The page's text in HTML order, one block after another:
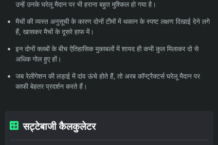
उन्हें उनके घरेलू मैदान पर भी हराना बहुत मुश्किल हो गया है।
मैचों की व्यस्त अनुसूची के कारण दोनों टीमों में थकान के स्पष्ट लक्षण दिखाई देने लगे
हैं, खासकर मैचों के दूसरे हाफ में।
इन दोनों क्लबों के बीच ऐतिहासिक मुकाबलों में शायद ही कभी कुल मिलाकर दो से
अधिक गोल हुए हों।
जब रेलीगेशन की लड़ाई में दांव ऊंचे होते हैं, तो अरब कॉन्ट्रैक्टर्स घरेलू मैदान पर
काफी बेहतर प्रदर्शन करते हैं।
सट्टेबाजी कैलकुलेटर